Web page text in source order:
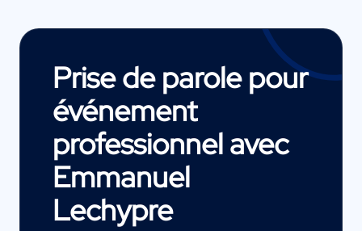
Prise de parole pour
événement
professionnel avec
Emmanuel
Lechypre